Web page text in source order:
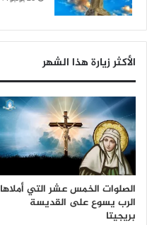
الأكثر زيارة هذا الشهر
الصلوات الخمس عشر التي أملاها
الرب يسوع على القديسة
بريجيتا